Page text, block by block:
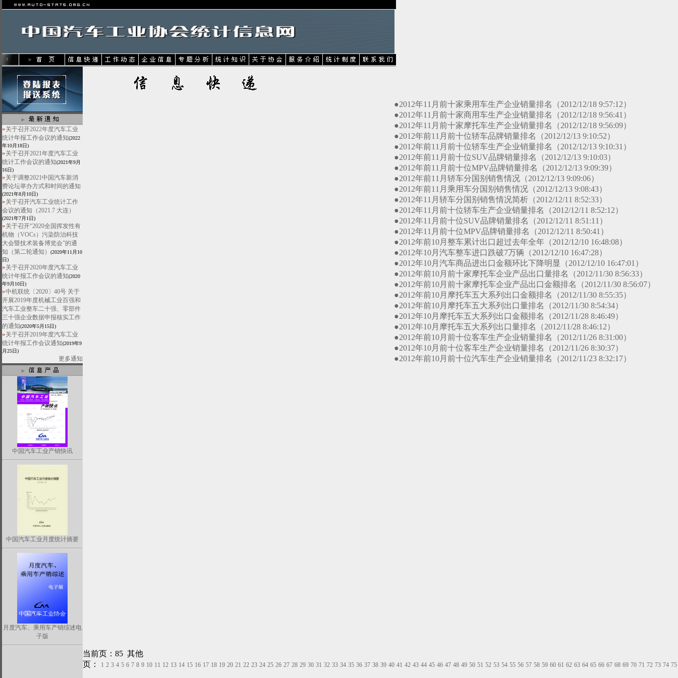
关于召开2022年度汽车工业
统计年报工作会议的通知(2022
年10月18日)
关于召开2021年度汽车工业
统计工作会议的通知(2021年9月
16日)
关于调整2021中国汽车新消
费论坛举办方式和时间的通知
(2021年8月10日)
关于召开汽车工业统计工作
会议的通知（2021.7 大连）
(2021年7月1日)
关于召开“2020全国挥发性有
机物（VOCs）污染防治科技
大会暨技术装备博览会”的通
知（第二轮通知）
(2020年11月10
日)
关于召开2020年度汽车工业
统计年报工作会议的通知(2020
年9月10日)
中机联统〔2020〕40号 关于
开展2019年度机械工业百强和
汽车工业整车二十强、零部件
三十强企业数据申报核实工作
的通知(2020年5月15日)
关于召开2019年度汽车工业
统计年报工作会议通知(2019年9
月25日)
更多通知
中国汽车工业产销快讯
中国汽车工业月度统计摘要
月度汽车、乘用车产销综述电
子版
●2012年11月前十家乘用车生产企业销量排名（2012/12/18 9:57:12）
●2012年11月前十家商用车生产企业销量排名（2012/12/18 9:56:41）
●2012年11月前十家摩托车生产企业销量排名（2012/12/18 9:56:09）
●2012年前11月前十位轿车品牌销量排名（2012/12/13 9:10:52）
●2012年前11月前十位轿车生产企业销量排名（2012/12/13 9:10:31）
●2012年前11月前十位SUV品牌销量排名（2012/12/13 9:10:03）
●2012年前11月前十位MPV品牌销量排名（2012/12/13 9:09:39）
●2012年前11月轿车分国别销售情况（2012/12/13 9:09:06）
●2012年前11月乘用车分国别销售情况（2012/12/13 9:08:43）
●2012年11月轿车分国别销售情况简析（2012/12/11 8:52:33）
●2012年11月前十位轿车生产企业销量排名（2012/12/11 8:52:12）
●2012年11月前十位SUV品牌销量排名（2012/12/11 8:51:11）
●2012年11月前十位MPV品牌销量排名（2012/12/11 8:50:41）
●2012年前10月整车累计出口超过去年全年（2012/12/10 16:48:08）
●2012年10月汽车整车进口跌破7万辆（2012/12/10 16:47:28）
●2012年10月汽车商品进出口金额环比下降明显（2012/12/10 16:47:01）
●2012年前10月前十家摩托车企业产品出口量排名（2012/11/30 8:56:33）
●2012年前10月前十家摩托车企业产品出口金额排名（2012/11/30 8:56:07）
●2012年前10月摩托车五大系列出口金额排名（2012/11/30 8:55:35）
●2012年前10月摩托车五大系列出口量排名（2012/11/30 8:54:34）
●2012年10月摩托车五大系列出口金额排名（2012/11/28 8:46:49）
●2012年10月摩托车五大系列出口量排名（2012/11/28 8:46:12）
●2012年前10月前十位客车生产企业销量排名（2012/11/26 8:31:00）
●2012年10月前十位客车生产企业销量排名（2012/11/26 8:30:37）
●2012年前10月前十位汽车生产企业销量排名（2012/11/23 8:32:17）
当前页：85 其他
页：
1 2 3 4 5 6 7 8 9 10 11 12 13 14 15 16 17 18 19 20 21 22 23 24 25 26 27 28 29 30 31 32 33 34 35 36 37 38 39 40 41 42 43 44 45 46 47 48 49 50 51 52 53 54 55 56 57 58 59 60 61 62 63 64 65 66 67 68 69 70 71 72 73 74 75